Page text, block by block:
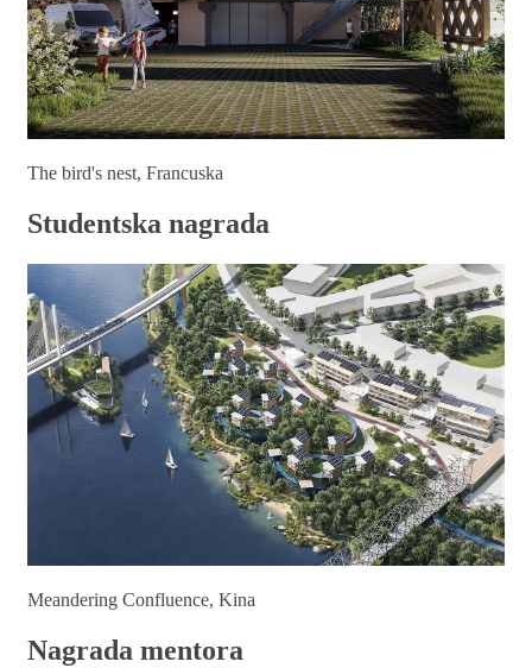
The bird's nest, Francuska
Studentska nagrada
Meandering Confluence, Kina
Nagrada mentora